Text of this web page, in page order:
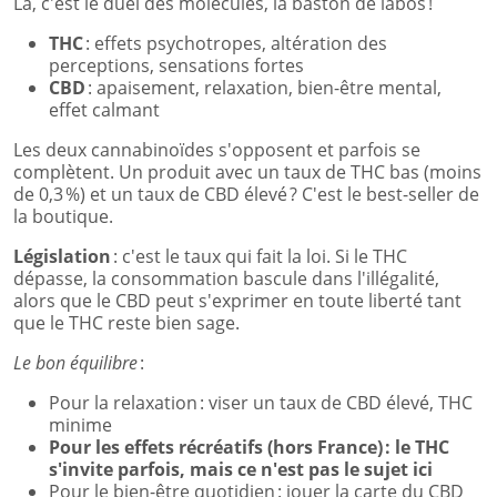
THC: effets psychotropes, altération des
perceptions, sensations fortes
CBD: apaisement, relaxation, bien-être mental,
effet calmant
Les deux cannabinoïdes s'opposent et parfois se
complètent. Un produit avec un taux de THC bas (moins
de 0,3 %) et un taux de CBD élevé ? C'est le best-seller de
la boutique.
Législation: c'est le taux qui fait la loi. Si le THC
dépasse, la consommation bascule dans l'illégalité,
alors que le CBD peut s'exprimer en toute liberté tant
que le THC reste bien sage.
Le bon équilibre:
Pour la relaxation : viser un taux de CBD élevé, THC
minime
Pour les effets récréatifs (hors France) : le THC
s'invite parfois, mais ce n'est pas le sujet ici
Pour le bien-être quotidien : jouer la carte du CBD